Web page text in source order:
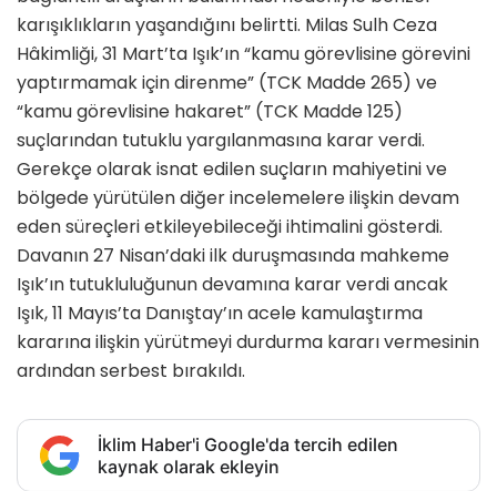
karışıklıkların yaşandığını belirtti. Milas Sulh Ceza
Hâkimliği, 31 Mart’ta Işık’ın“kamu görevlisine görevini
yaptırmamak için direnme” (TCK Madde 265) ve
“kamu görevlisine hakaret” (TCK Madde 125)
suçlarından tutuklu yargılanmasına karar verdi.
Gerekçe olarak isnat edilen suçların mahiyetini ve
bölgede yürütülen diğer incelemelere ilişkin devam
eden süreçleri etkileyebileceği ihtimalini gösterdi.
Davanın 27 Nisan’daki ilk duruşmasında mahkeme
Işık’ın tutukluluğunun devamına karar verdi ancak
Işık, 11 Mayıs’ta Danıştay’ın acele kamulaştırma
kararına ilişkin yürütmeyi durdurma kararı vermesinin
ardından serbest bırakıldı.
İklim Haber'i Google'da tercih edilen
kaynak olarak ekleyin